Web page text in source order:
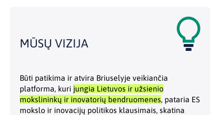
MŪSŲ VIZIJA
Būti patikima ir atvira Briuselyje veikiančia
platforma, kuri jungia Lietuvos ir užsienio
mokslininkų ir inovatorių bendruomenes, pataria ES
mokslo ir inovacijų politikos klausimais, skatina